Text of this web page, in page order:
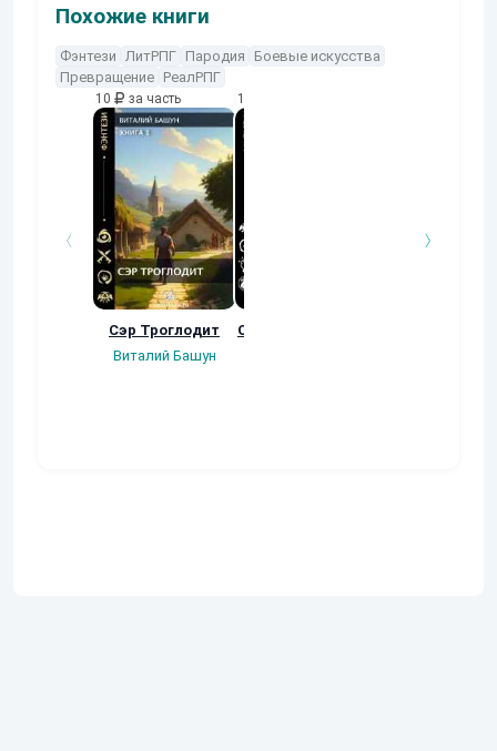
Похожие книги
Фэнтези ЛитРПГ Пародия
Боевые искусства
Превращение РеалРПГ
10 за часть
Сэр Троглодит
Виталий Башун
10
Осколки прошлого